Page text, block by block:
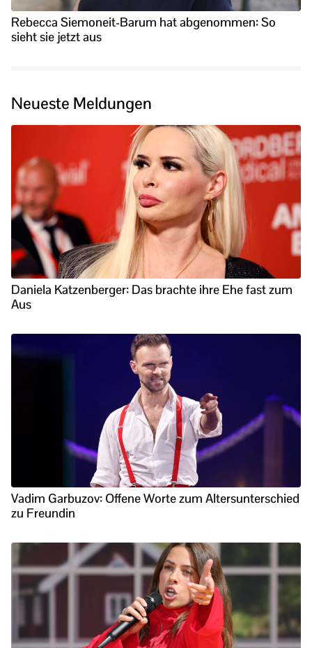
Rebecca Siemoneit-Barum hat abgenommen: So
sieht sie jetzt aus
Neueste Meldungen
Daniela Katzenberger: Das brachte ihre Ehe fast zum
Aus
Vadim Garbuzov: Offene Worte zum Altersunterschied
zu Freundin